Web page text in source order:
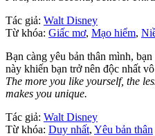
Tác giả: Walt Disney
Từ khóa: Giấc mơ, Mạo hiểm,
Bạn càng yêu bản thân mình,
này khiến bạn trở nên độc nhất
The more you like yourself, the
makes you unique.
Tác giả: Walt Disney
Từ khóa: Duy nhất, Yêu bản thân